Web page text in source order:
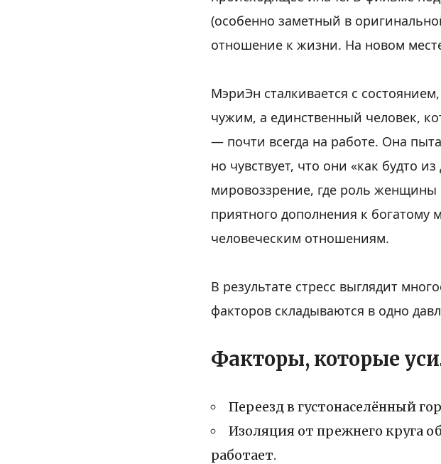
(особенно заметный в
отношение к жизни. На новом
МэриЭн сталкивается с
чужим, а единственный человек,
— почти всегда на работе. Она
но чувствует, что они «как будто
мировоззрение, где роль женщины
приятного дополнения к
человеческим отношениям.
В результате стресс выглядит
факторов складываются в одно
Факторы, которые
Переезд в густонаселённый
Изоляция от прежнего круга
работает.